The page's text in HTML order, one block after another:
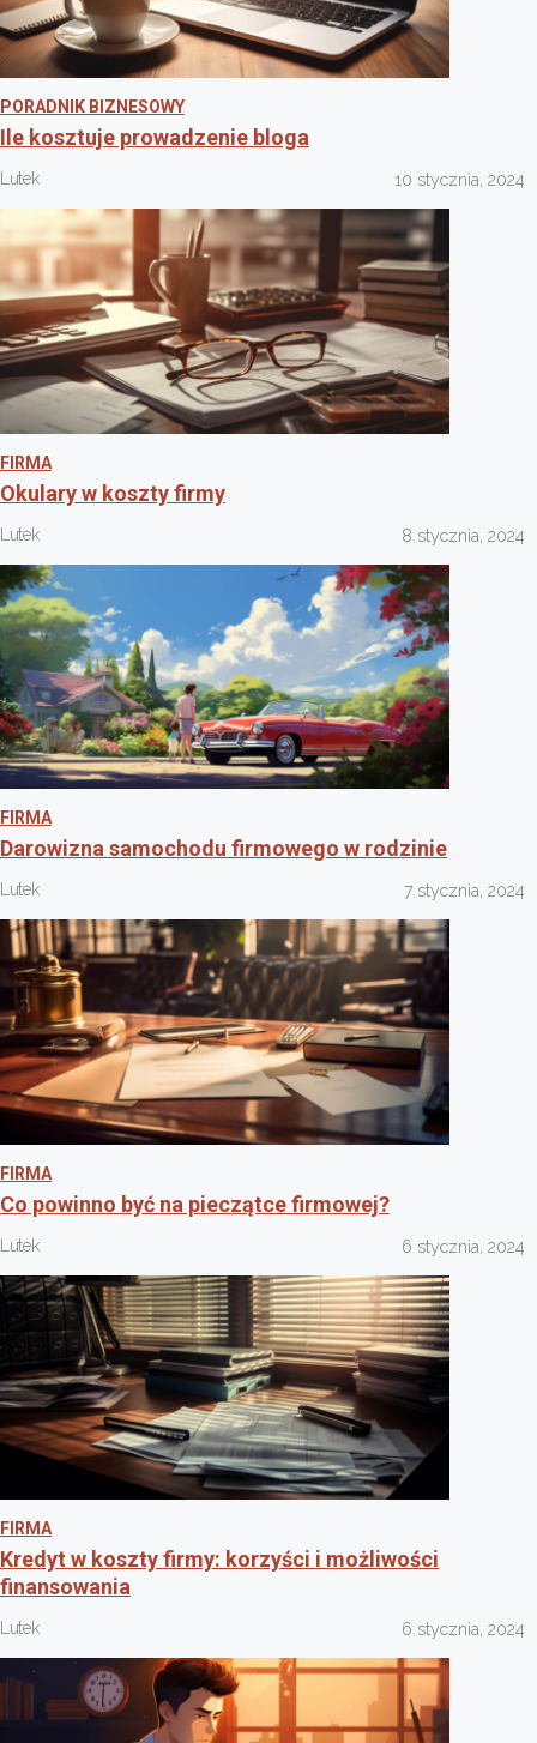
PORADNIK BIZNESOWY
Ile kosztuje prowadzenie bloga
Lutek 10 stycznia, 2024
FIRMA
Okulary w koszty firmy
Lutek 8 stycznia, 2024
FIRMA
Darowizna samochodu firmowego w rodzinie
Lutek 7 stycznia, 2024
FIRMA
Co powinno być na pieczątce firmowej?
Lutek 6 stycznia, 2024
FIRMA
Kredyt w koszty firmy: korzyści i możliwości
finansowania
Lutek 6 stycznia, 2024